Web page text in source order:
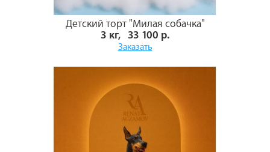
Детский торт "Милая собачка"
3 кг, 33 100 р.
Заказать